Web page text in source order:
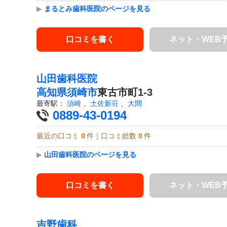
▶ まるとみ歯科医院のページを見る
口コミを書く ネット・WEB
山田歯科医院
高知県須崎市東古市町1-3
最寄駅： 須崎 土佐新荘 大間
0889-43-0194
最近の口コミ 0 件｜口コミ総数 0 件
▶ 山田歯科医院のページを見る
口コミを書く ネット・WEB
吉野歯科